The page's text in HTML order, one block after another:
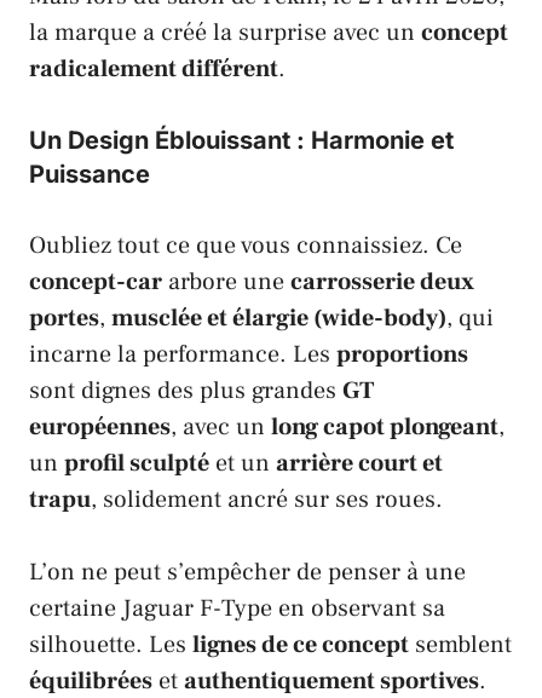
la marque a créé la surprise avec un concept
radicalement différent.
Un Design Éblouissant : Harmonie et
Puissance
Oubliez tout ce que vous connaissiez. Ce
concept-car arbore unecarrosserie deux
portes, musclée et élargie (wide-body), qui
incarne la performance. Les proportions
sont dignes des plus grandes GT
européennes, avec un long capot plongeant,
un profil sculpté et un arrière court et
trapu, solidement ancré sur ses roues.
L’on ne peut s’empêcher de penser à une
certaine Jaguar F-Type en observant sa
silhouette. Les lignes de ce concept semblent
équilibrées etauthentiquement sportives.